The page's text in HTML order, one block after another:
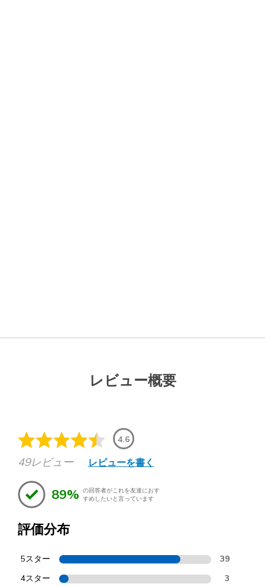
レビュー概要
4.6
49レビュー レビューを書く
89% の回答者がこれを友達におす
すめしたいと言っています
評価分布
5スター 39
4スター 3